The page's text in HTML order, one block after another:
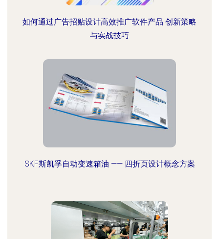
如何通过广告招贴设计高效推广软件产品 创新策略
与实战技巧
SKF斯凯孚自动变速箱油 —— 四折页设计概念方案